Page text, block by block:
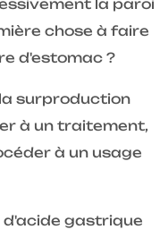
la paroi
chose à faire
d'estomac ?
surproduction
à un traitement,
à un usage
gastrique